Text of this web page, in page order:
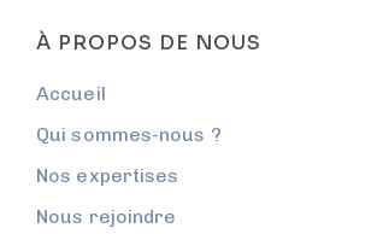
À PROPOS DE NOUS
Accueil
Qui sommes-nous ?
Nos expertises
Nous rejoindre